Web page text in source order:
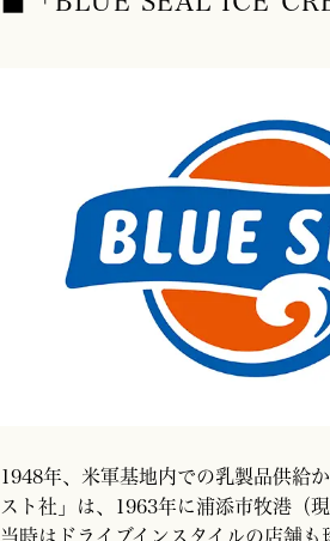
1948年、米軍基地内での乳製品供給
スト社」は、1963年に浦添市牧港（
当時はドライブインスタイルの店舗